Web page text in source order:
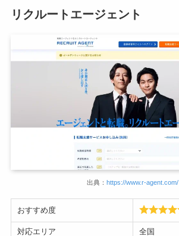
リクルートエージェント
出典： https://www.r-agent.com/
おすすめ度
対応エリア 全国